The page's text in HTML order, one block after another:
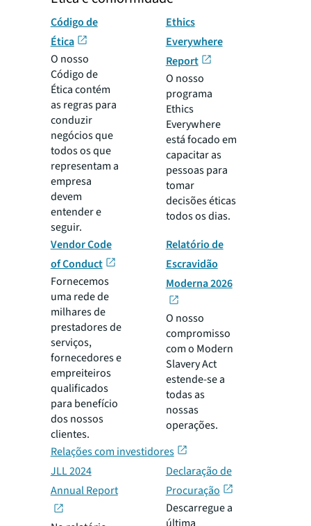
Código de
Ética
O nosso
Código de
Ética contém
as regras para
conduzir
negócios que
todos os que
representam a
empresa
devem
entender e
seguir.
Ethics
Everywhere
Report
O nosso
programa
Ethics
Everywhere
está focado em
capacitar as
pessoas para
tomar
decisões éticas
todos os dias.
Vendor Code
of Conduct
Fornecemos
uma rede de
milhares de
prestadores de
serviços,
fornecedores e
empreiteiros
qualificados
para benefício
dos nossos
clientes.
Relatório de
Escravidão
Moderna 2026
O nosso
compromisso
com o Modern
Slavery Act
estende-se a
todas as
nossas
operações.
Relações com investidores
JLL 2024
Annual Report
Declaração de
Procuração
Descarregue a